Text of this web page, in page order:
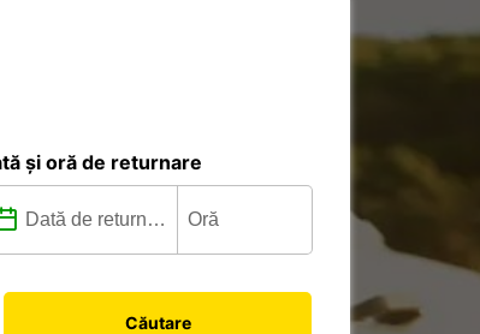
și oră de returnare
Căutare